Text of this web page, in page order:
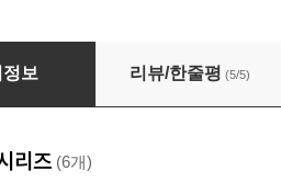
국의 7인의 기사 5
정보 리뷰/한줄평 (5/5)
리즈 (6개)